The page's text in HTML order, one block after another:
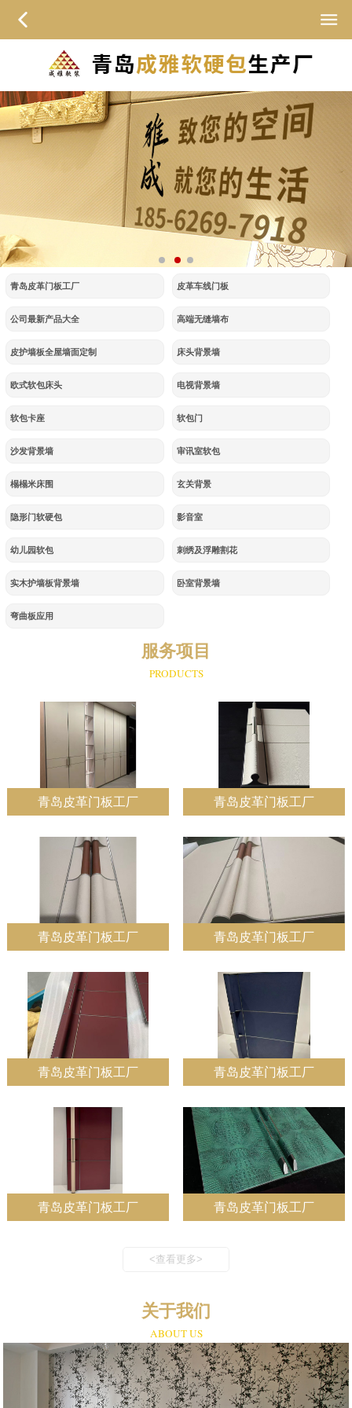
青岛皮革门板工厂 皮革车线门板
公司最新产品大全 高端无缝墙布
皮护墙板全屋墙面定制 床头背景墙
欧式软包床头 电视背景墙
软包卡座 软包门
沙发背景墙 审讯室软包
榻榻米床围 玄关背景
隐形门软硬包 影音室
幼儿园软包 刺绣及浮雕割花
实木护墙板背景墙 卧室背景墙
弯曲板应用
服务项目
PRODUCTS
青岛皮革门板工厂 青岛皮革门板工厂
青岛皮革门板工厂 青岛皮革门板工厂
青岛皮革门板工厂 青岛皮革门板工厂
青岛皮革门板工厂 青岛皮革门板工厂
<查看更多>
关于我们
ABOUT US